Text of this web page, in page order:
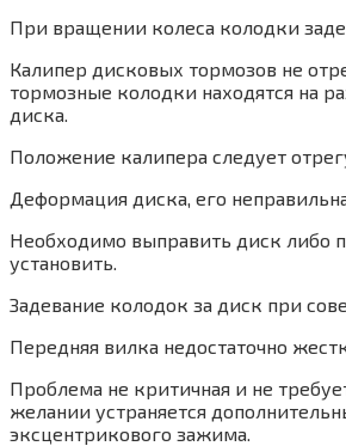
При вращении колеса колодки
Калипер дисковых тормозов не
тормозные колодки находятся на
диска.
Положение калипера следует
Деформация диска, его
Необходимо выправить диск либо
установить.
Задевание колодок за диск при
Передняя вилка недостаточно
Проблема не критичная и не
желании устраняется
эксцентрикового зажима.